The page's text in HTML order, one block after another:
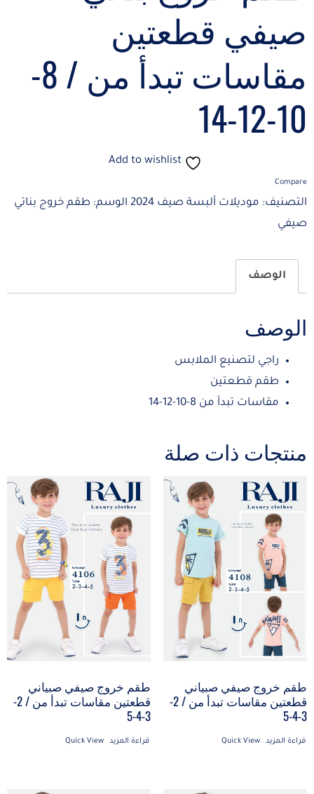
صيفي قطعتين
مقاسات تبدأ من / 8-
10-12-14
Add to wishlist
Compare
التصنيف: موديلات ألبسة صيف 2024 الوسم: طقم خروج بناتي
صيفي
الوصف
الوصف
راجي لتصنيع الملابس
طقم قطعتين
مقاسات تبدأ من 8-10-12-14
منتجات ذات صلة
طقم خروج صيفي صبياني
قطعتين مقاسات تبدأ من / 2-
3-4-5
قراءة المزيد Quick View
طقم خروج صيفي صبياني
قطعتين مقاسات تبدأ من / 2-
3-4-5
قراءة المزيد Quick View